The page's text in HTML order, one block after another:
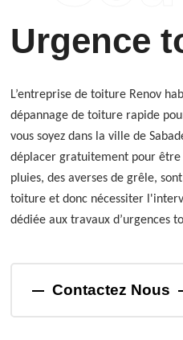
Urgence
L’entreprise de toiture Renov
dépannage de toiture rapide
vous soyez dans la ville de
déplacer gratuitement pour être
pluies, des averses de grêle,
toiture et donc nécessiter
dédiée aux travaux d’urgences
Contactez Nous